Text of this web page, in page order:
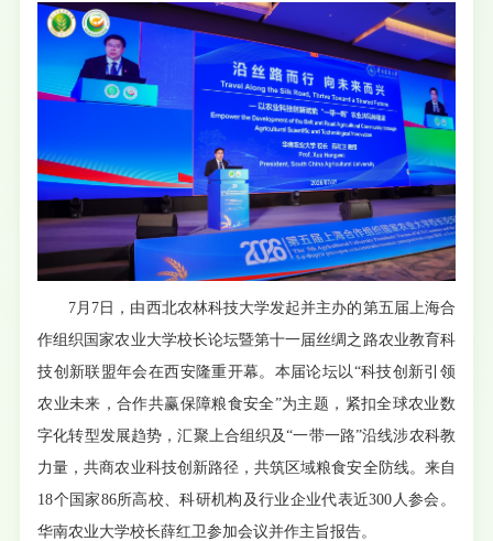
7月7日，由西北农林科技大学发起并主办的第五届上海合
作组织国家农业大学校长论坛暨第十一届丝绸之路农业教育科
技创新联盟年会在西安隆重开幕。本届论坛以“科技创新引领
农业未来，合作共赢保障粮食安全”为主题，紧扣全球农业数
字化转型发展趋势，汇聚上合组织及“一带一路”沿线涉农科教
力量，共商农业科技创新路径，共筑区域粮食安全防线。来自
18个国家86所高校、科研机构及行业企业代表近300人参会。
华南农业大学校长薛红卫参加会议并作主旨报告。